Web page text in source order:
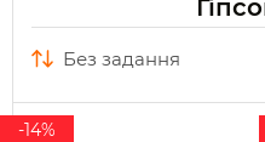
без задання
-14%